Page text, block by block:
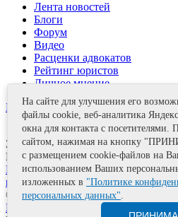
Лента новостей
Блоги
Форум
Видео
Расценки адвокатов
Рейтинг юристов
Личное мнение
Контакты
Задать вопрос
Поделиться
Политика информационной
использования материалов
© 2011—2026 А.Е. Мишушин
Карта сайта
На сайте для улучшения его
файлы cookie, веб-аналитика
окна для контакта с посетителями.
сайтом, нажимая на кнопку
с размещением cookie-файлов на
использованием Ваших
изложенных в "Политике
персональных данных".